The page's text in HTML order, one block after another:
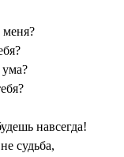
навсегда!
судьба,